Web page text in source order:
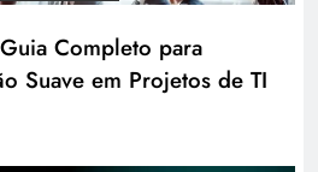
Completo para
Suave em Projetos de TI